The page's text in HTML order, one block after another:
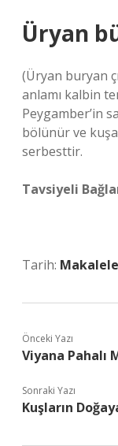
Üryan
(Üryan buryan
anlamı kalbin
Peygamber’in
bölünür ve
serbesttir.
Tavsiyeli
Tarih:
Önceki Yazı
Viyana Pahalı
Sonraki Yazı
Kuşların